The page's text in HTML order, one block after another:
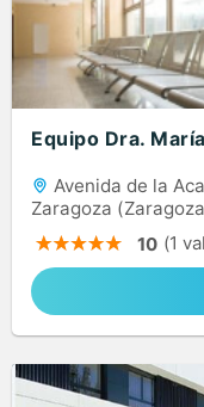
Equipo Dra.
Avenida de la
Zaragoza
10 (1